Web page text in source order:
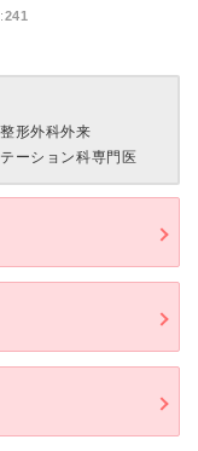
241
形外科外来
ーション科専門医